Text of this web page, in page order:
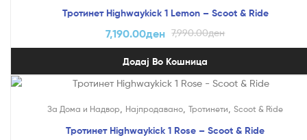
Тротинет Highwaykick 1 Lemon – Scoot & Ride
7,990.00ден
7,190.00ден
Додај Во Кошница
За Дома и Надвор, Најпродавано, Тротинети, Scoot & Ride
Тротинет Highwaykick 1 Rose – Scoot & Ride